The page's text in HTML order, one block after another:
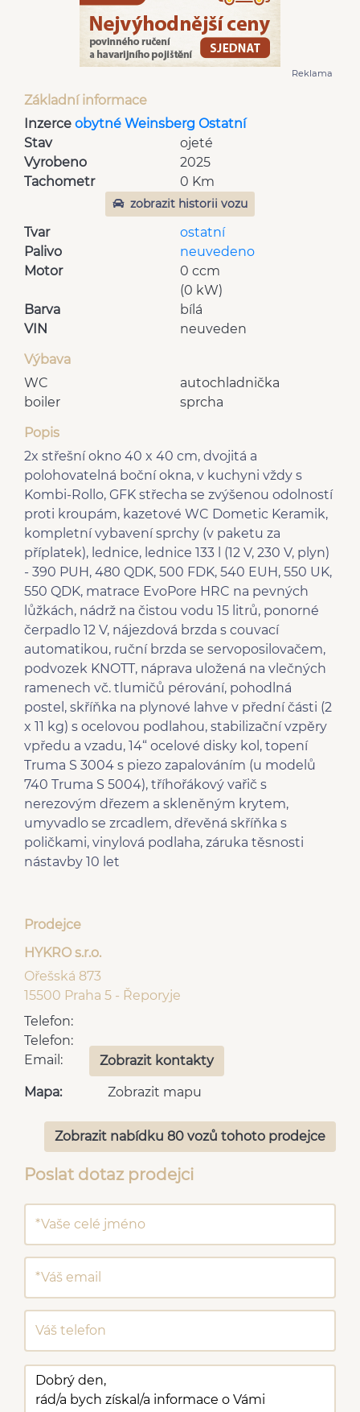
Reklama
Základní informace
Inzerce obytné Weinsberg Ostatní
Stav
ojeté
Vyrobeno
2025
Tachometr
0 Km
zobrazit historii vozu
Tvar
ostatní
Palivo
neuvedeno
Motor
0 ccm
(0 kW)
Barva
bílá
VIN
neuveden
Výbava
autochladnička
WC
sprcha
boiler
Popis
2x střešní okno 40 x 40 cm, dvojitá a
polohovatelná boční okna, v kuchyni vždy s
Kombi-Rollo, GFK střecha se zvýšenou odolností
proti kroupám, kazetové WC Dometic Keramik,
kompletní vybavení sprchy (v paketu za
příplatek), lednice, lednice 133 l (12 V, 230 V, plyn)
- 390 PUH, 480 QDK, 500 FDK, 540 EUH, 550 UK,
550 QDK, matrace EvoPore HRC na pevných
lůžkách, nádrž na čistou vodu 15 litrů, ponorné
čerpadlo 12 V, nájezdová brzda s couvací
automatikou, ruční brzda se servoposilovačem,
podvozek KNOTT, náprava uložená na vlečných
ramenech vč. tlumičů pérování, pohodlná
postel, skříňka na plynové lahve v přední části (2
x 11 kg) s ocelovou podlahou, stabilizační vzpěry
vpředu a vzadu, 14“ ocelové disky kol, topení
Truma S 3004 s piezo zapalováním (u modelů
740 Truma S 5004), tříhořákový vařič s
nerezovým dřezem a skleněným krytem,
umyvadlo se zrcadlem, dřevěná skříňka s
poličkami, vinylová podlaha, záruka těsnosti
nástavby 10 let
Prodejce
HYKRO s.r.o.
Ořešská 873
15500 Praha 5 - Řeporyje
Telefon:
Telefon:
Email:
Zobrazit kontakty
Mapa: Zobrazit mapu
Zobrazit nabídku 80 vozů tohoto prodejce
Poslat dotaz prodejci